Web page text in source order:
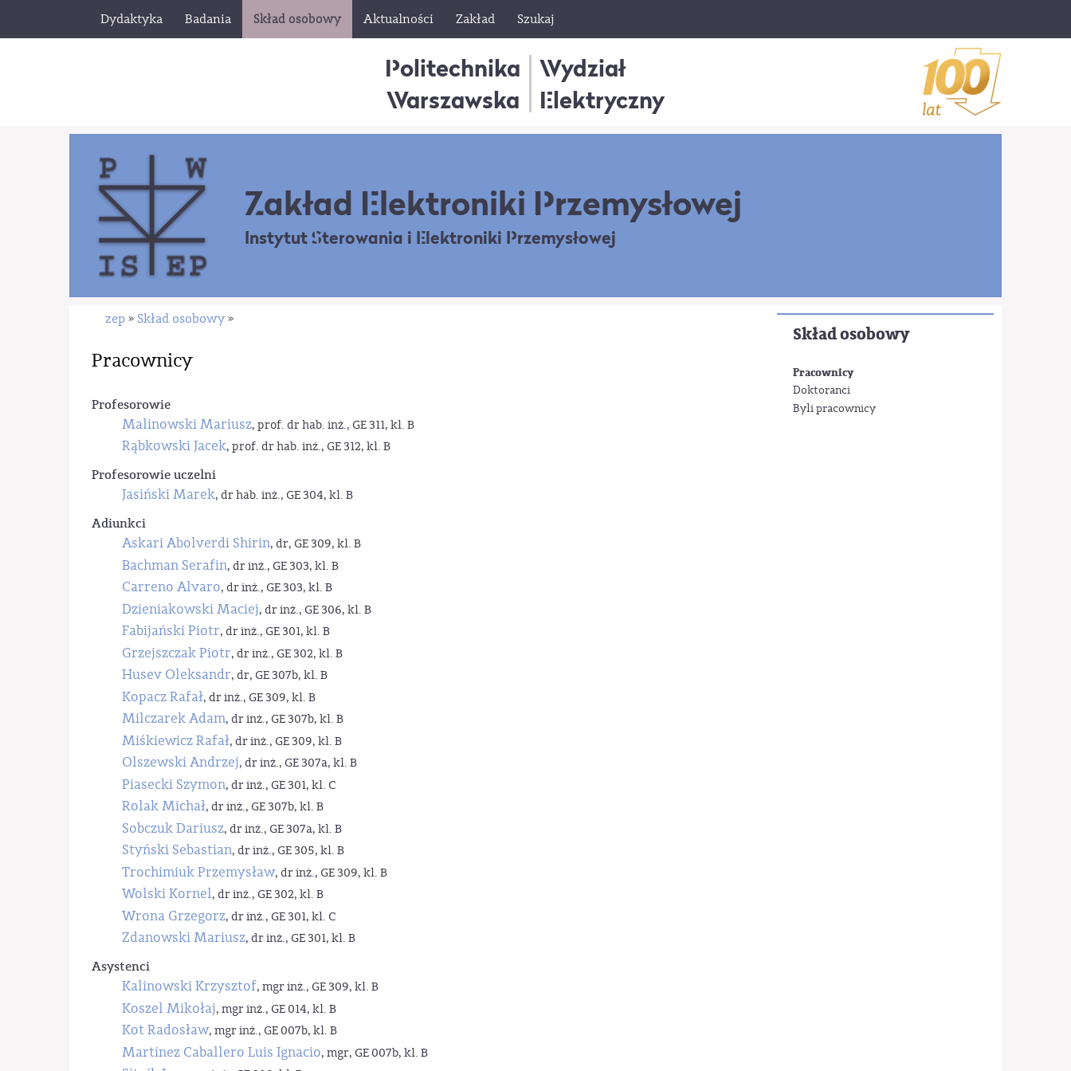
Dydaktyka Badania Skład osobowy Aktualności Zakład Szukaj
Politechnika
Warszawska
Wydział
Elektryczny
Zakład Elektroniki Przemysłowej
Instytut Sterowania i Elektroniki Przemysłowej
Skład osobowy
Pracownicy
Doktoranci
Byli pracownicy
zep » Skład osobowy »
Pracownicy
Profesorowie
Malinowski Mariusz, prof. dr hab. inż., GE 311, kl. B
Rąbkowski Jacek, prof. dr hab. inż., GE 312, kl. B
Profesorowie uczelni
Jasiński Marek, dr hab. inż., GE 304, kl. B
Adiunkci
Askari Abolverdi Shirin, dr, GE 309, kl. B
Bachman Serafin, dr inż., GE 303, kl. B
Carreno Alvaro, dr inż., GE 303, kl. B
Dzieniakowski Maciej, dr inż., GE 306, kl. B
Fabijański Piotr, dr inż., GE 301, kl. B
Grzejszczak Piotr, dr inż., GE 302, kl. B
Husev Oleksandr, dr, GE 307b, kl. B
Kopacz Rafał, dr inż., GE 309, kl. B
Milczarek Adam, dr inż., GE 307b, kl. B
Miśkiewicz Rafał, dr inż., GE 309, kl. B
Olszewski Andrzej, dr inż., GE 307a, kl. B
Piasecki Szymon, dr inż., GE 301, kl. C
Rolak Michał, dr inż., GE 307b, kl. B
Sobczuk Dariusz, dr inż., GE 307a, kl. B
Styński Sebastian, dr inż., GE 305, kl. B
Trochimiuk Przemysław, dr inż., GE 309, kl. B
Wolski Kornel, dr inż., GE 302, kl. B
Wrona Grzegorz, dr inż., GE 301, kl. C
Zdanowski Mariusz, dr inż., GE 301, kl. B
Asystenci
Kalinowski Krzysztof, mgr inż., GE 309, kl. B
Koszel Mikołaj, mgr inż., GE 014, kl. B
Kot Radosław, mgr inż., GE 007b, kl. B
Martinez Caballero Luis Ignacio, mgr, GE 007b, kl. B